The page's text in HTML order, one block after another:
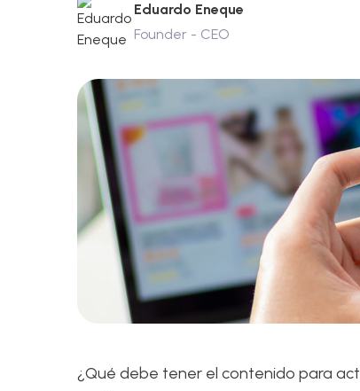
Eduardo Eneque
Founder - CEO
¿Qué debe tener el contenido para